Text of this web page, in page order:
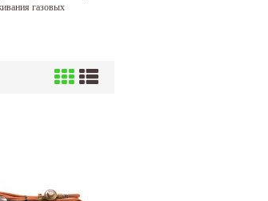
газовых